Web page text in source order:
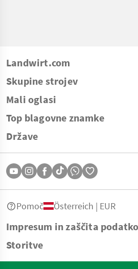
Landwirt.com
Skupine strojev
Mali oglasi
Top blagovne znamke
Države
Impresum in zaščita
Storitve
Pomoč Österreich | EUR